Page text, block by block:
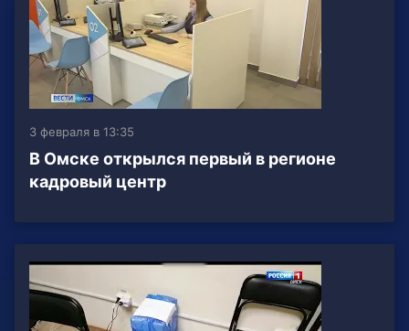
3 февраля в 13:35
В Омске открылся первый в регионе
кадровый центр